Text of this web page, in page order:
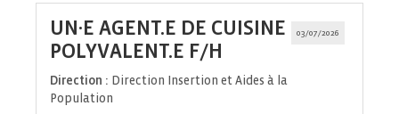
03/07/2026
UN·E AGENT.E DE CUISINE
POLYVALENT.E F/H
fenêtre)
Direction : Direction Insertion et Aides à la
Population